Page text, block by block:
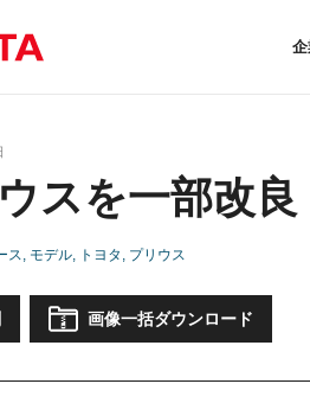
スを一部改良
ス モデル トヨタ プリウス
画像一括ダウンロード